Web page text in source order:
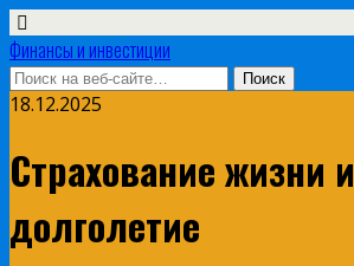
Финансы и инвестиции
18.12.2025
Страхование жизни и
долголетие